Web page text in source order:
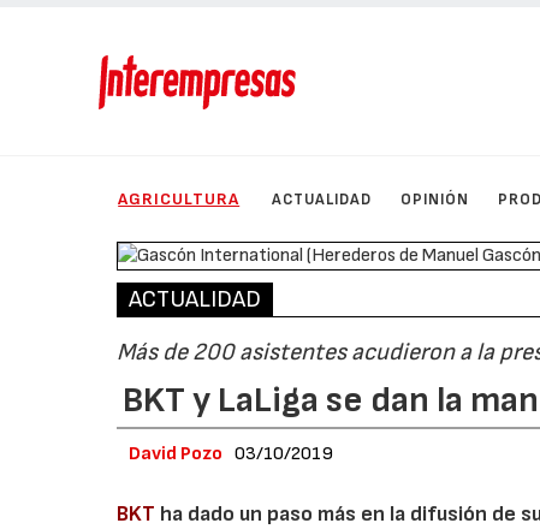
AGRICULTURA ACTUALIDAD OPINIÓN
ACTUALIDAD
Más de 200 asistentes acudieron a la
BKT y LaLiga se dan la
David Pozo 03/10/2019
BKT ha dado un paso más en la difusión de